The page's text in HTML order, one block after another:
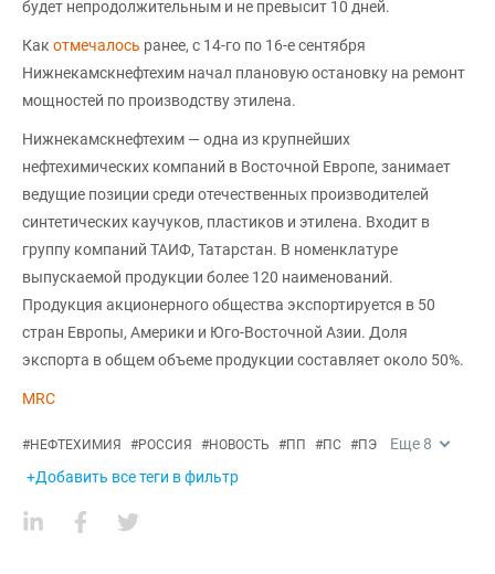
будет непродолжительным и не превысит 10 дней.
Как отмечалось ранее, с 14-го по 16-е сентября
Нижнекамскнефтехим начал плановую остановку на ремонт
мощностей по производству этилена.
Нижнекамскнефтехим — одна из крупнейших
нефтехимических компаний в Восточной Европе, занимает
ведущие позиции среди отечественных производителей
синтетических каучуков, пластиков и этилена. Входит в
группу компаний ТАИФ, Татарстан. В номенклатуре
выпускаемой продукции более 120 наименований.
Продукция акционерного общества экспортируется в 50
стран Европы, Америки и Юго-Восточной Азии. Доля
экспорта в общем объеме продукции составляет около 50%.
MRC
#НЕФТЕХИМИЯ #РОССИЯ #НОВОСТЬ #ПП #ПС #ПЭ Еще 8
+Добавить все теги в фильтр